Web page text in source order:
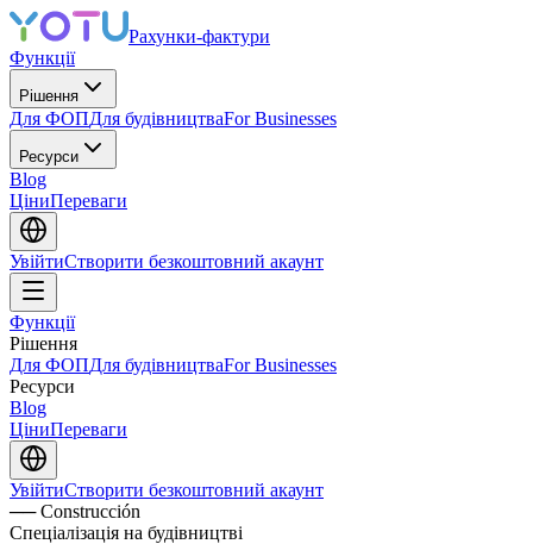
Рахунки-фактури
Функції
Рішення
Для ФОПДля будівництваFor Businesses
Ресурси
Blog
ЦіниПереваги
УвійтиСтворити безкоштовний акаунт
Функції
Рішення
Для ФОПДля будівництваFor Businesses
Ресурси
Blog
ЦіниПереваги
УвійтиСтворити безкоштовний акаунт
── Construcción
Спеціалізація на будівництві